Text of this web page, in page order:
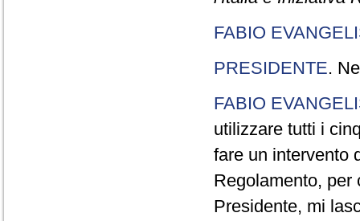
FABIO
PRESIDENTE.
FABIO
utilizzare tutti i
fare un intervento
Regolamento, per
Presidente, mi